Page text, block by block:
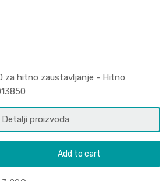
za hitno zaustavljanje - Hitno
Detalji proizvoda
Add to cart